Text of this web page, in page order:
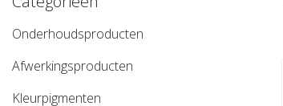
Onderhoudsproducten
Afwerkingsproducten
Kleurpigmenten